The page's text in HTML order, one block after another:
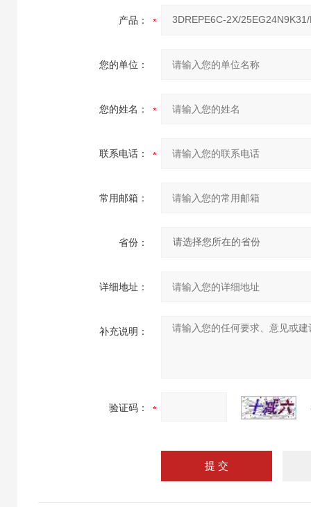
产品：
您的单位：
您的姓名：
联系电话：
常用邮箱：
省份：
详细地址：
补充说明：
验证码：